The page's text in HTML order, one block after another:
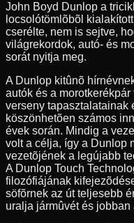
John Boyd Dunlop a
locsolótömlõbõl
cserélte, nem is sejtve,
világrekordok, autó- és
sorát nyitja meg.
A Dunlop kitûnõ
autók és a
verseny tapasztalatainak
köszönhetõen számos
évek során. Mindig a
volt a célja, így a Dunlop
vezetõjének a legújabb
A Dunlop Touch
filozófiájának
söfõrnek az út teljesebb
uralja jármûvét és